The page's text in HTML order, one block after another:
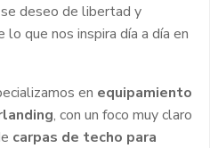
deseo de libertad y
que nos inspira día a día en
en equipamiento
, con un foco muy claro
carpas de techo para